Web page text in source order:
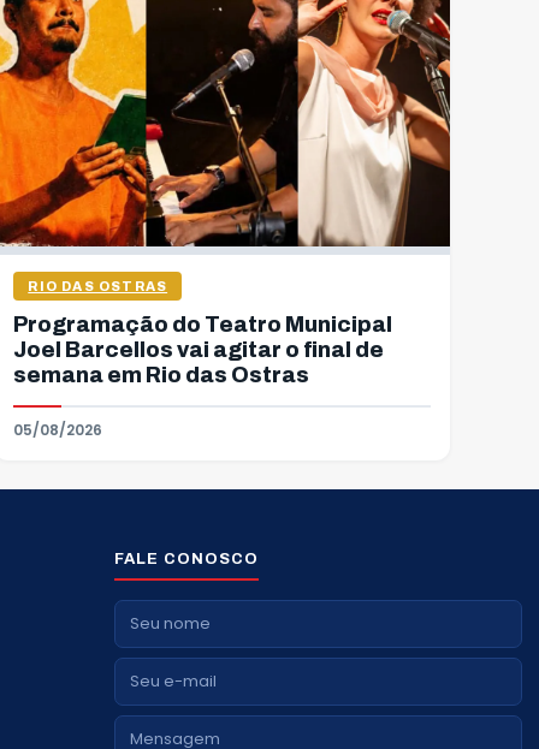
RIO DAS OSTRAS
Programação do Teatro Municipal
Joel Barcellos vai agitar o final de
semana em Rio das Ostras
05/08/2026
FALE CONOSCO